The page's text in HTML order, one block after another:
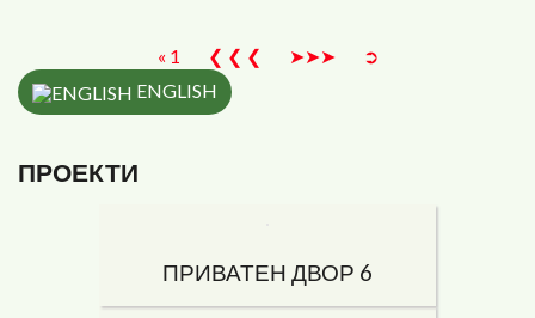
« 1 ❮ ❮ ❮ ➤➤➤
➲
ENGLISH
ПРОЕКТИ
ПРИВАТЕН ДВОР 6